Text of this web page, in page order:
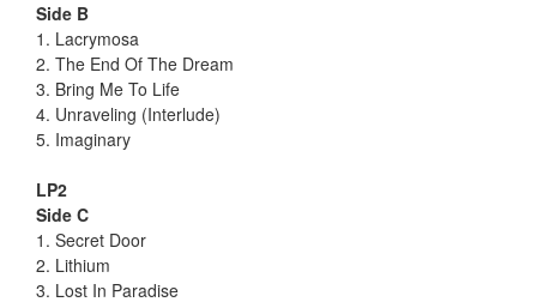
Side B
1. Lacrymosa
2. The End Of The Dream
3. Bring Me To Life
4. Unraveling (Interlude)
5. Imaginary
LP2
Side C
1. Secret Door
2. Lithium
3. Lost In Paradise